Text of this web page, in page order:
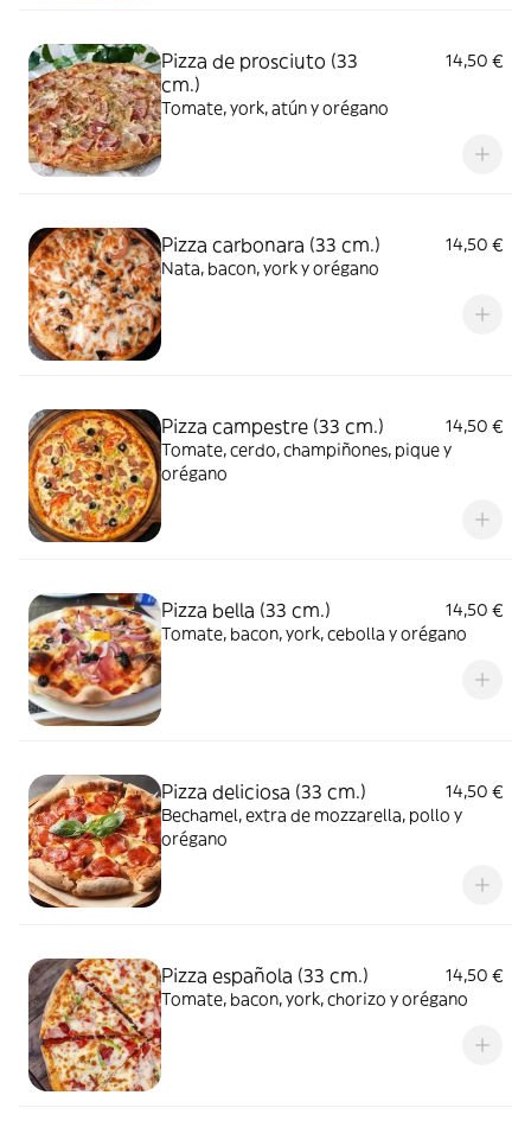
Pizza de prosciuto (33
cm.)
14,50 €
Tomate, york, atún y orégano
Pizza carbonara (33 cm.)
14,50 €
Nata, bacon, york y orégano
Pizza campestre (33 cm.)
14,50 €
Tomate, cerdo, champiñones, pique y
orégano
Pizza bella (33 cm.)
14,50 €
Tomate, bacon, york, cebolla y orégano
Pizza deliciosa (33 cm.)
14,50 €
Bechamel, extra de mozzarella, pollo y
orégano
Pizza española (33 cm.)
14,50 €
Tomate, bacon, york, chorizo y orégano